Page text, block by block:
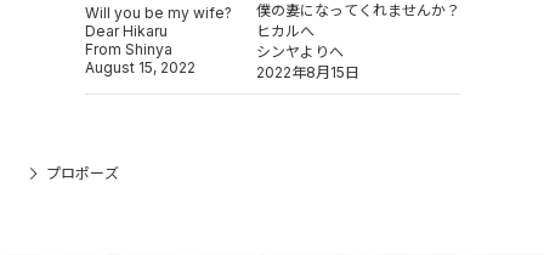
Will you be my wife?
Dear Hikaru
From Shinya
August 15, 2022
僕の妻になってくれませんか？
ヒカルへ
シンヤよりへ
2022年8月15日
プロポーズ